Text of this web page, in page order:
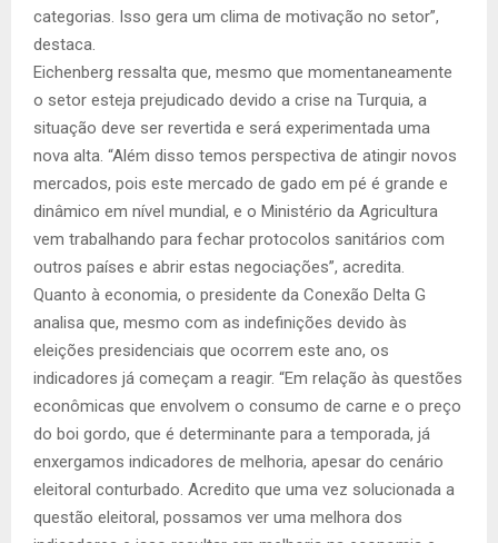
categorias. Isso gera um clima de motivação no setor”,
destaca.
Eichenberg ressalta que, mesmo que momentaneamente
o setor esteja prejudicado devido a crise na Turquia, a
situação deve ser revertida e será experimentada uma
nova alta. “Além disso temos perspectiva de atingir novos
mercados, pois este mercado de gado em pé é grande e
dinâmico em nível mundial, e o Ministério da Agricultura
vem trabalhando para fechar protocolos sanitários com
outros países e abrir estas negociações”, acredita.
Quanto à economia, o presidente da Conexão Delta G
analisa que, mesmo com as indefinições devido às
eleições presidenciais que ocorrem este ano, os
indicadores já começam a reagir. “Em relação às questões
econômicas que envolvem o consumo de carne e o preço
do boi gordo, que é determinante para a temporada, já
enxergamos indicadores de melhoria, apesar do cenário
eleitoral conturbado. Acredito que uma vez solucionada a
questão eleitoral, possamos ver uma melhora dos